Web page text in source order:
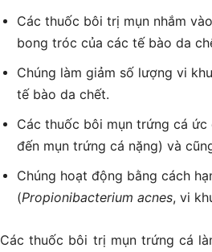
Các thuốc bôi trị mụn nhắm
bong tróc của các tế bào da
Chúng làm giảm số lượng vi
tế bào da chết.
Các thuốc bôi mụn trứng cá
đến mụn trứng cá nặng) và
Chúng hoạt động bằng cách
(Propionibacterium acnes, vi
Các thuốc bôi trị mụn trứng cá